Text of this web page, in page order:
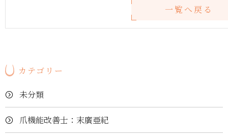
一覧へ戻る
カテゴリー
未分類
爪機能改善士：末廣亜紀